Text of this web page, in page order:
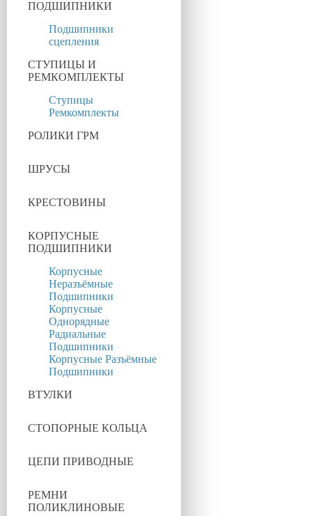
ПОДШИПНИКИ
Подшипники
сцепления
СТУПИЦЫ И
РЕМКОМПЛЕКТЫ
Ступицы
Ремкомплекты
РОЛИКИ ГРМ
ШРУСЫ
КРЕСТОВИНЫ
КОРПУСНЫЕ
ПОДШИПНИКИ
Корпусные
Неразъёмные
Подшипники
Корпусные
Однорядные
Радиальные
Подшипники
Корпусные Разъёмные
Подшипники
ВТУЛКИ
СТОПОРНЫЕ КОЛЬЦА
ЦЕПИ ПРИВОДНЫЕ
РЕМНИ
ПОЛИКЛИНОВЫЕ